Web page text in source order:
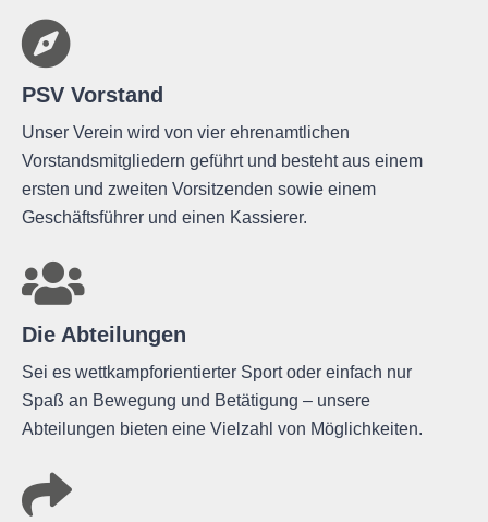
PSV Vorstand
Unser Verein wird von vier ehrenamtlichen
Vorstandsmitgliedern geführt und besteht aus einem
ersten und zweiten Vorsitzenden sowie einem
Geschäftsführer und einen Kassierer.
Die Abteilungen
Sei es wettkampforientierter Sport oder einfach nur
Spaß an Bewegung und Betätigung – unsere
Abteilungen bieten eine Vielzahl von Möglichkeiten.